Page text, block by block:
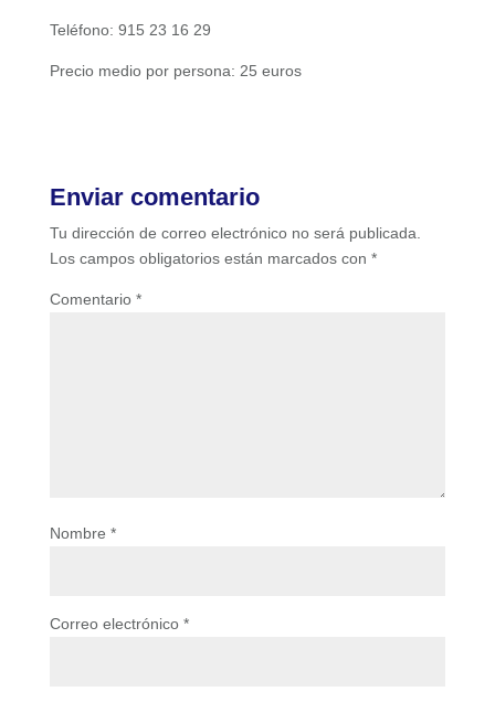
Teléfono: 915 23 16 29
Precio medio por persona: 25 euros
Enviar comentario
Tu dirección de correo electrónico no será publicada.
Los campos obligatorios están marcados con *
Comentario *
Nombre *
Correo electrónico *